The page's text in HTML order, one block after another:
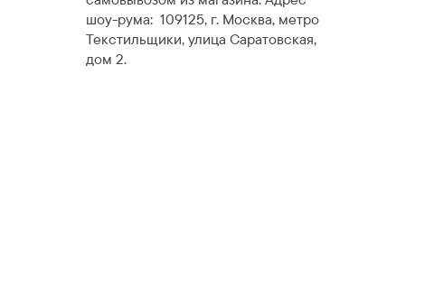
шоу-рума: 109125, г. Москва, метро
Текстильщики, улица Саратовская,
дом 2.